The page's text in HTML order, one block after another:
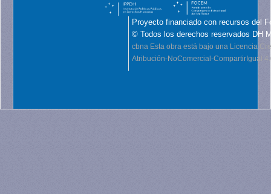
Proyecto financiado con recursos del
© Todos los derechos reservados DH
cbna Esta obra está bajo una Licencia
Atribución-NoComercial-CompartirIgual